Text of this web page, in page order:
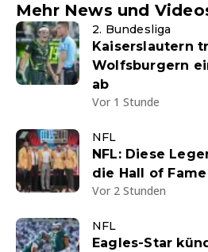
Mehr News und
2. Bundesliga
Kaiserslautern
Wolfsburgern
ab
Vor 1 Stunde
NFL
NFL: Diese
die Hall of
Vor 2 Stunden
NFL
Eagles-Star